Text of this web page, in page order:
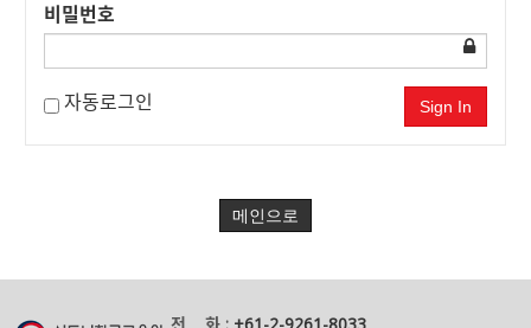
비밀번호
자동로그인 Sign In
메인으로